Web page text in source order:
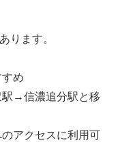
ります。
め
→信濃追分駅と移
アクセスに利用可